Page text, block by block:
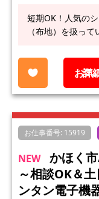
短期OK！人気の
（布地）を扱っ
お気
詳
お仕事番号: 15919
NEW
かほく
～相談OK＆
ンタン電子機